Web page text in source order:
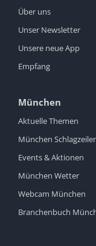
Über uns
Unser Newsletter
Unsere neue App
Empfang
München
Aktuelle Themen
München
Events & Aktionen
München Wetter
Webcam München
Branchenbuch